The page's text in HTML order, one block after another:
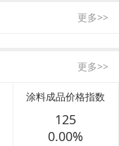
更多>>
更多>>
涂料成品价格指数
125
0.00%